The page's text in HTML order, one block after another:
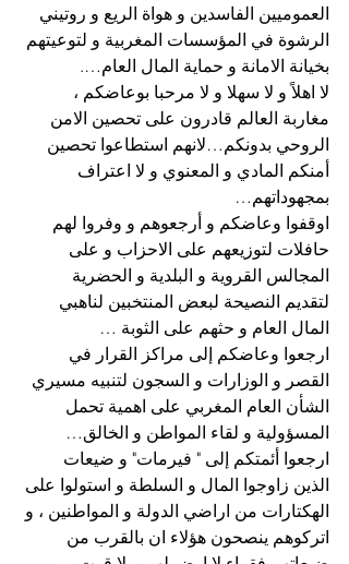
العموميين الفاسدين و هواة الريع و روتيني
الرشوة في المؤسسات المغربية و لتوعيتهم
بخيانة الامانة و حماية المال العام….
لا اهلاً و لا سهلا و لا مرحبا بوعاضكم ،
مغاربة العالم قادرون على تحصين الامن
الروحي بدونكم…لانهم استطاعوا تحصين
أمنكم المادي و المعنوي و لا اعتراف
بمجهوداتهم…
اوقفوا وعاضكم و أرجعوهم و وفروا لهم
حافلات لتوزيعهم على الاحزاب و على
المجالس القروية و البلدية و الحضرية
لتقديم النصيحة لبعض المنتخبين لناهبي
المال العام و حثهم على الثوبة …
ارجعوا وعاضكم إلى مراكز القرار في
القصر و الوزارات و السجون لتنبيه مسيري
الشأن العام المغربي على اهمية تحمل
المسؤولية و لقاء المواطن و الخالق…
ارجعوا أئمتكم إلى " فيرمات" و ضيعات
الذين زاوجوا المال و السلطة و استولوا على
الهكتارات من اراضي الدولة و المواطنين ، و
اتركوهم ينصحون هؤلاء ان بالقرب من